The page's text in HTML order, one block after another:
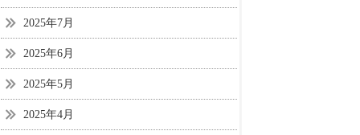
2025年7月
2025年6月
2025年5月
2025年4月